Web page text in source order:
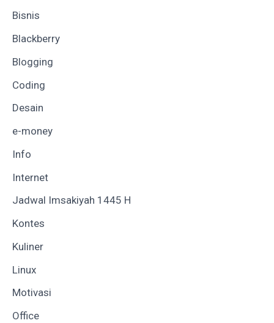
Bisnis
Blackberry
Blogging
Coding
Desain
e-money
Info
Internet
Jadwal Imsakiyah 1445 H
Kontes
Kuliner
Linux
Motivasi
Office